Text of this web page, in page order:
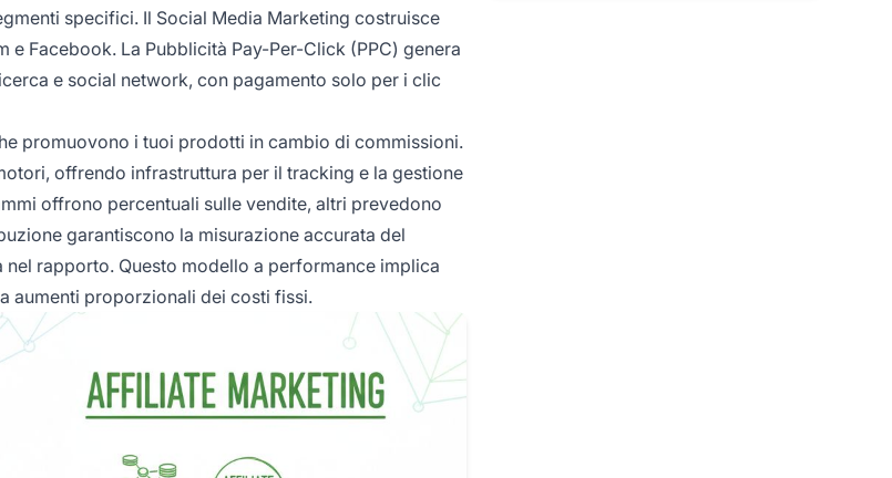
specifici. Il Social Media Marketing costruisce
Facebook. La Pubblicità Pay-Per-Click (PPC) genera
e social network, con pagamento solo per i clic
promuovono i tuoi prodotti in cambio di commissioni.
offrendo infrastruttura per il tracking e la gestione
offrono percentuali sulle vendite, altri prevedono
garantiscono la misurazione accurata del
rapporto. Questo modello a performance implica
aumenti proporzionali dei costi fissi.